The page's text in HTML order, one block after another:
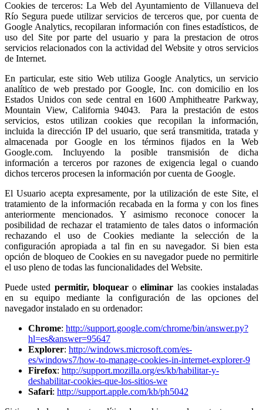
Cookies de terceros: La Web del Ayuntamiento de Villanueva del
Río Segura puede utilizar servicios de terceros que, por cuenta de
Google Analytics, recopilaran información con fines estadísticos, de
uso del Site por parte del usuario y para la prestacion de otros
servicios relacionados con la actividad del Website y otros servicios
de Internet.
En particular, este sitio Web utiliza Google Analytics, un servicio
analítico de web prestado por Google, Inc. con domicilio en los
Estados Unidos con sede central en 1600 Amphitheatre Parkway,
Mountain View, California 94043. Para la prestación de estos
servicios, estos utilizan cookies que recopilan la información,
incluida la dirección IP del usuario, que será transmitida, tratada y
almacenada por Google en los términos fijados en la Web
Google.com. Incluyendo la posible transmisión de dicha
información a terceros por razones de exigencia legal o cuando
dichos terceros procesen la información por cuenta de Google.
El Usuario acepta expresamente, por la utilización de este Site, el
tratamiento de la información recabada en la forma y con los fines
anteriormente mencionados. Y asimismo reconoce conocer la
posibilidad de rechazar el tratamiento de tales datos o información
rechazando el uso de Cookies mediante la selección de la
configuración apropiada a tal fin en su navegador. Si bien esta
opción de bloqueo de Cookies en su navegador puede no permitirle
el uso pleno de todas las funcionalidades del Website.
Puede usted permitir, bloquearoeliminar las cookies instaladas
en su equipo mediante la configuración de las opciones del
navegador instalado en su ordenador:
Chrome: http://support.google.com/chrome/bin/answer.py?
hl=es&answer=95647
Explorer: http://windows.microsoft.com/es-
es/windows7/how-to-manage-cookies-in-internet-explorer-9
Firefox: http://support.mozilla.org/es/kb/habilitar-y-
deshabilitar-cookies-que-los-sitios-we
Safari: http://support.apple.com/kb/ph5042